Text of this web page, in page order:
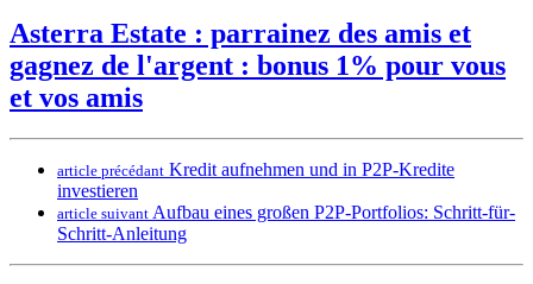
Asterra Estate : parrainez des amis et
gagnez de l'argent : bonus 1% pour vous
et vos amis
article précédant Kredit aufnehmen und in P2P-Kredite
investieren
article suivant Aufbau eines großen P2P-Portfolios: Schritt-für-
Schritt-Anleitung